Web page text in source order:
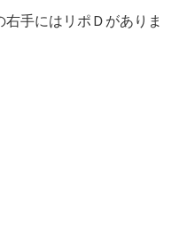
手にはリポＤがありま